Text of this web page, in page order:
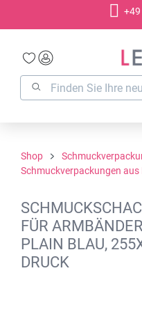
Shop
Schmuckverpackungen aus
FÜR
PLAIN BLAU,
DRUCK